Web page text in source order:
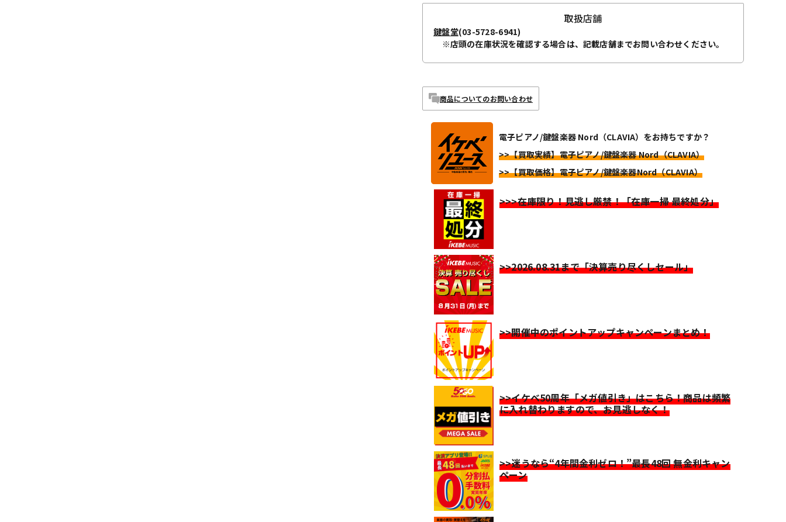
取扱店舗
鍵盤堂(03-5728-6941)
※店頭の在庫状況を確認する場合は、記載店舗までお問い合わせください。
商品についてのお問い合わせ
電子ピアノ/鍵盤楽器 Nord（CLAVIA）をお持ちですか？
>>【買取実績】電子ピアノ/鍵盤楽器 Nord（CLAVIA）
>>【買取価格】電子ピアノ/鍵盤楽器Nord（CLAVIA）
>>>在庫限り！見逃し厳禁！「在庫一掃 最終処分」
>>2026.08.31まで「決算売り尽くしセール」
>>開催中のポイントアップキャンペーンまとめ！
>>イケベ50周年「メガ値引き」はこちら！商品は頻繁
に入れ替わりますので、お見逃しなく！
>>迷うなら“4年間金利ゼロ！”最長48回 無金利キャン
ペーン